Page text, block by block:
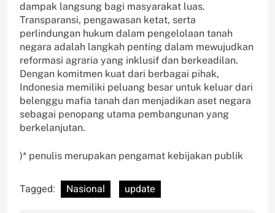
dampak langsung bagi masyarakat luas.
Transparansi, pengawasan ketat, serta
perlindungan hukum dalam pengelolaan tanah
negara adalah langkah penting dalam mewujudkan
reformasi agraria yang inklusif dan berkeadilan.
Dengan komitmen kuat dari berbagai pihak,
Indonesia memiliki peluang besar untuk keluar dari
belenggu mafia tanah dan menjadikan aset negara
sebagai penopang utama pembangunan yang
berkelanjutan.
)* penulis merupakan pengamat kebijakan publik
Tagged: Nasional update